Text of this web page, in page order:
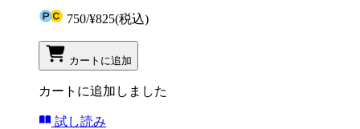
750/¥825(税込)
カートに追加
カートに追加しました
試し読み